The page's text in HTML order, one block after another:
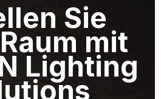
Sie
mit
Lighting